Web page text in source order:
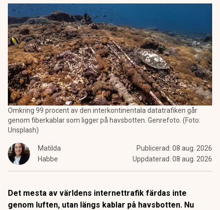
Omkring 99 procent av den interkontinentala datatrafiken går
genom fiberkablar som ligger på havsbotten. Genrefoto. (Foto:
Unsplash)
Matilda
Habbe
Publicerad: 08 aug. 2026
Uppdaterad: 08 aug. 2026
Det mesta av världens internettrafik färdas inte
genom luften, utan längs kablar på havsbotten. Nu